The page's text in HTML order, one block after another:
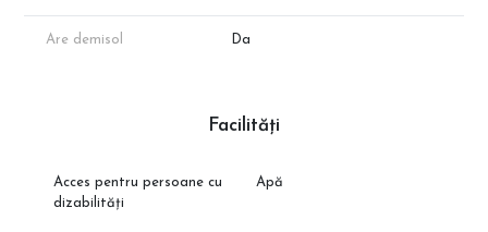
Are demisol Da
Facilități
Acces pentru persoane cu
dizabilități
Apă